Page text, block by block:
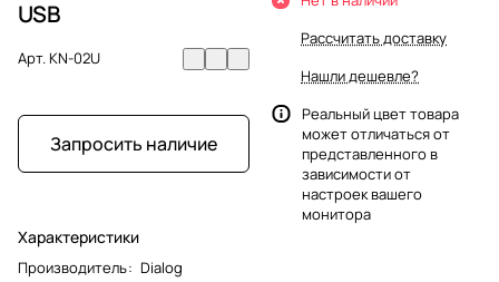
USB
Арт.KN-02U
Запросить наличие
Характеристики
Производитель: Dialog
Рассчитать доставку
Нашли дешевле?
Реальный цвет товара
может отличаться от
представленного в
зависимости от
настроек вашего
монитора